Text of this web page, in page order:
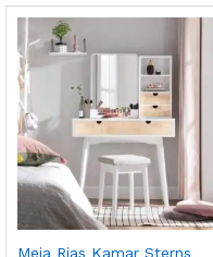
Meja Rias Kamar Sterns